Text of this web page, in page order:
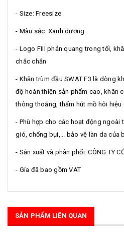
- Size: Freesize
- Màu sắc: Xanh dương
- Logo FIII phản quang trong tối,
chắc chắn
- Khăn trùm đầu SWAT F3 là dòng
độ hoàn thiện sản phẩm cao, khăn
thông thoáng, thấm hút mồ hôi hiệu
- Phù hợp cho các hoạt động ngoài
gió, chống bụi,... bảo vệ làn da của
- Sản xuất và phân phối: CÔNG TY
- Gía đã bao gồm VAT
SẢN PHẨM LIÊN QUAN